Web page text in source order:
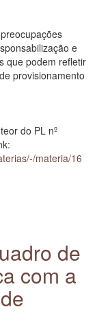
e
que podem refletir
provisionamento
do PL nº
materia/16
de
com a